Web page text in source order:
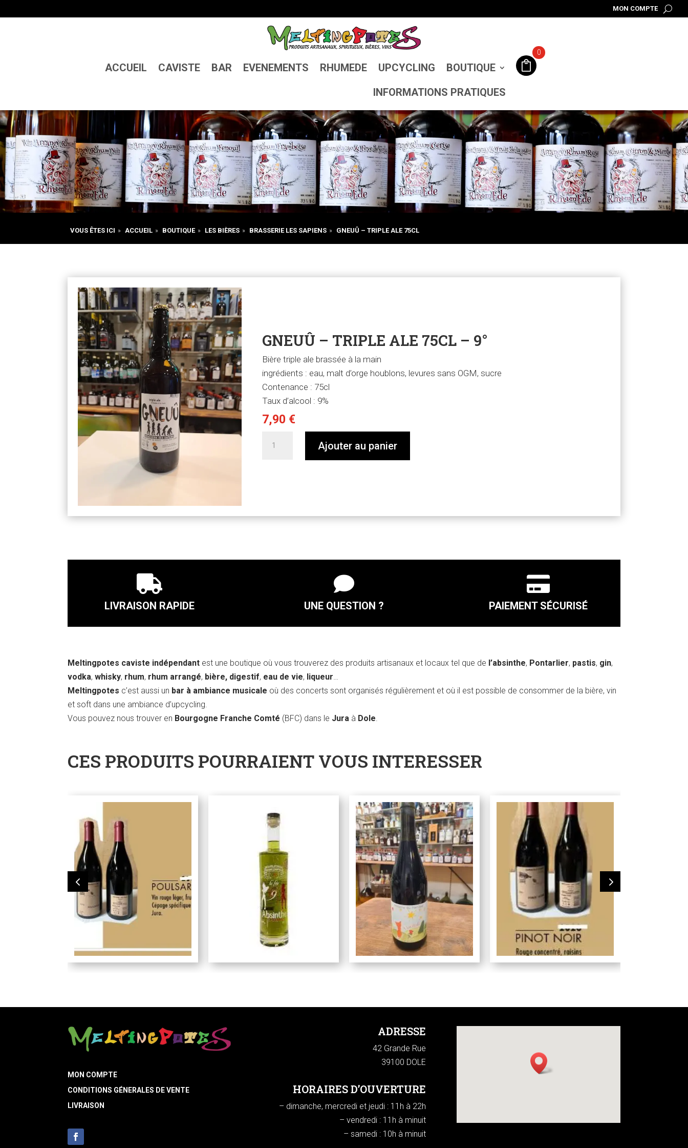
MON COMPTE
ACCUEIL CAVISTE BAR EVENEMENTS RHUMEDE UPCYCLING
BOUTIQUE
INFORMATIONS PRATIQUES
0
VOUS ÊTES ICI » ACCUEIL » BOUTIQUE » LES BIÈRES » BRASSERIE LES SAPIENS » GNEUÛ – TRIPLE ALE 75CL
GNEUÛ – TRIPLE ALE 75CL – 9°
Bière triple ale brassée à la main
ingrédients : eau, malt d’orge houblons, levures sans OGM, sucre
Contenance : 75cl
Taux d’alcool : 9%
7,90 €
75cl
Ajouter au panier

LIVRAISON RAPIDE

UNE QUESTION ?

PAIEMENT SÉCURISÉ
Meltingpotes caviste indépendant est une boutique où vous trouverez des produits artisanaux et locaux tel que de l’absinthe, Pontarlier, pastis, gin,
vodka, whisky, rhum, rhum arrangé, bière, digestif, eau de vie, liqueur
Meltingpotes c’est aussi un bar à ambiance musicale où des concerts sont organisés régulièrement et où il est possible de consommer de la bière, vin
et soft dans une ambiance d’upcycling.
Vous pouvez nous trouver en Bourgogne Franche Comté (BFC) dans le Jura à Dole
CES PRODUITS POURRAIENT VOUS INTERESSER
MON COMPTE
CONDITIONS GÉNERALES DE VENTE
LIVRAISON
ADRESSE
42 Grande Rue
39100 DOLE
HORAIRES D’OUVERTURE
– dimanche, mercredi et jeudi : 11h à 22h
– vendredi : 11h à minuit
– samedi : 10h à minuit